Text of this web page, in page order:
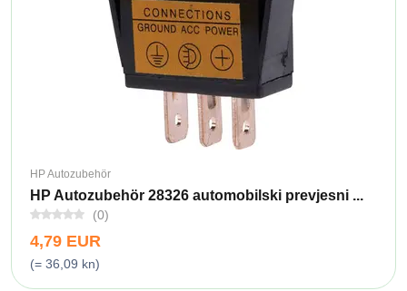
HP Autozubehör
HP Autozubehör 28326 automobilski prevjesni ...
(0)
4,79 EUR
(= 36,09 kn)